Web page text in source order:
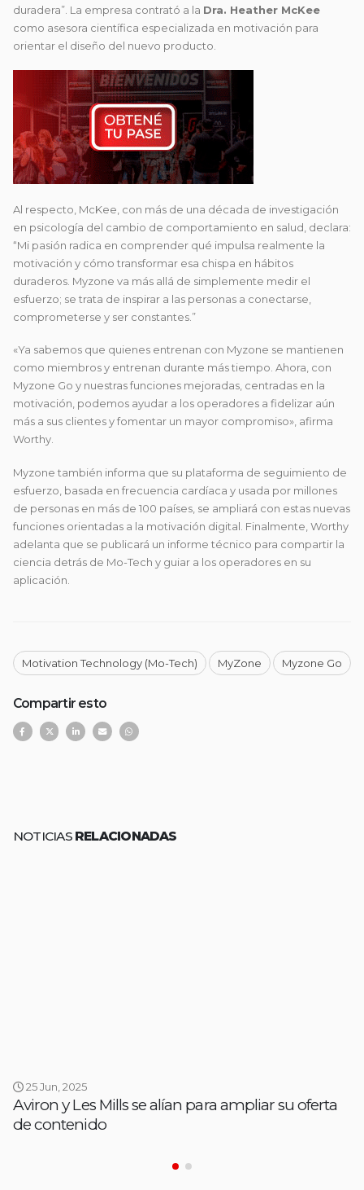
duradera”. La empresa contrató a la Dra. Heather McKee
como asesora científica especializada en motivación para
orientar el diseño del nuevo producto.
Al respecto, McKee, con más de una década de investigación
en psicología del cambio de comportamiento en salud, declara:
“Mi pasión radica en comprender qué impulsa realmente la
motivación y cómo transformar esa chispa en hábitos
duraderos. Myzone va más allá de simplemente medir el
esfuerzo; se trata de inspirar a las personas a conectarse,
comprometerse y ser constantes.”
«Ya sabemos que quienes entrenan con Myzone se mantienen
como miembros y entrenan durante más tiempo. Ahora, con
Myzone Go y nuestras funciones mejoradas, centradas en la
motivación, podemos ayudar a los operadores a fidelizar aún
más a sus clientes y fomentar un mayor compromiso», afirma
Worthy.
Myzone también informa que su plataforma de seguimiento de
esfuerzo, basada en frecuencia cardíaca y usada por millones
de personas en más de 100 países, se ampliará con estas nuevas
funciones orientadas a la motivación digital. Finalmente, Worthy
adelanta que se publicará un informe técnico para compartir la
ciencia detrás de Mo-Tech y guiar a los operadores en su
aplicación.
Motivation Technology (Mo-Tech) MyZone Myzone Go
Compartir esto
NOTICIAS RELACIONADAS
25 Jun, 2025
Aviron y Les Mills se alían para ampliar su oferta
de contenido